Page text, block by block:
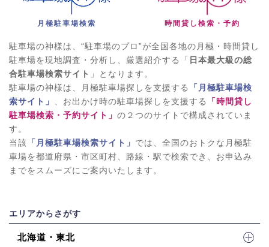
月極駐車場検索 時間貸し検索・予約
駐車場の神様は、“駐車場のプロ”が全国各地の月極・時間貸し
駐車場を現地調査・分析し、厳選紹介する「 日本最大級の総
合駐車場検索サイト 」となります。
駐車場の神様は、月極駐車場探しを支援する
「月極駐車場検
索サイト」
、お出かけ時の駐車場探しを支援する
「時間貸し
駐車場検索・予約サイト」 の２つのサイトで構成されていま
す。
当該 「月極駐車場検索サイト」 では、全国のおトクな月極駐
車場を都道府県・市区町村、路線・駅で検索でき、お申込み
までをスムーズにご案内いたします。
エリアからさがす
北海道・東北